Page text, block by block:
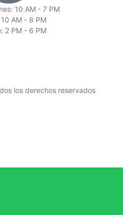
10 AM - 7 PM
AM - 8 PM
2 PM - 6 PM
los derechos reservados